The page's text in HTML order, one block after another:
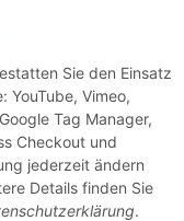
Sie den Einsatz
YouTube, Vimeo,
Tag Manager,
Checkout und
jederzeit ändern
Details finden Sie
.